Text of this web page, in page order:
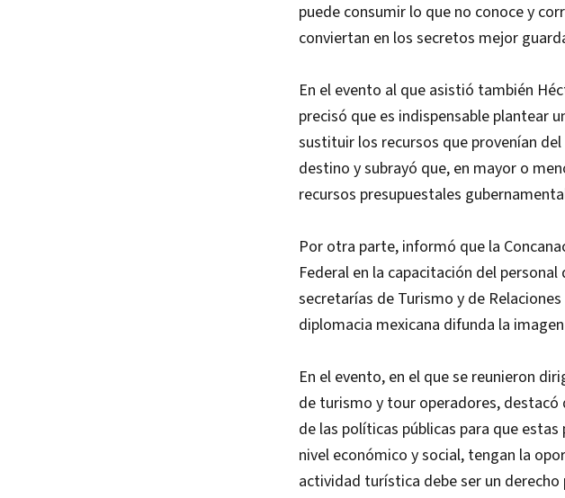
puede consumir lo que no conoce y
conviertan en los secretos mejor
En el evento al que asistió también
precisó que es indispensable plantear
sustituir los recursos que provenían
destino y subrayó que, en mayor o
recursos presupuestales
Por otra parte, informó que la
Federal en la capacitación del
secretarías de Turismo y de
diplomacia mexicana difunda la
En el evento, en el que se reunieron
de turismo y tour operadores,
de las políticas públicas para que
nivel económico y social, tengan la
actividad turística debe ser un